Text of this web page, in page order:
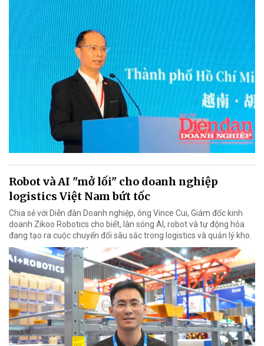
Robot và AI "mở lối" cho doanh nghiệp
logistics Việt Nam bứt tốc
Chia sẻ với Diễn đàn Doanh nghiệp, ông Vince Cui, Giám đốc kinh
doanh Zikoo Robotics cho biết, làn sóng AI, robot và tự động hóa
đang tạo ra cuộc chuyển đổi sâu sắc trong logistics và quản lý kho.